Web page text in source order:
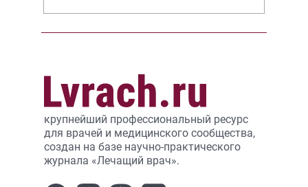
крупнейший профессиональный ресурс
для врачей и медицинского сообщества,
создан на базе научно-практического
журнала «Лечащий врач».